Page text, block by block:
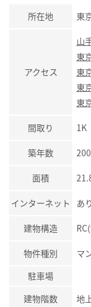
所在地 東
アクセス
山
東
東
東
東
間取り 1K
築年数
面積
インターネット あ
建物構造
物件種別
マ
駐車場
建物階数
地